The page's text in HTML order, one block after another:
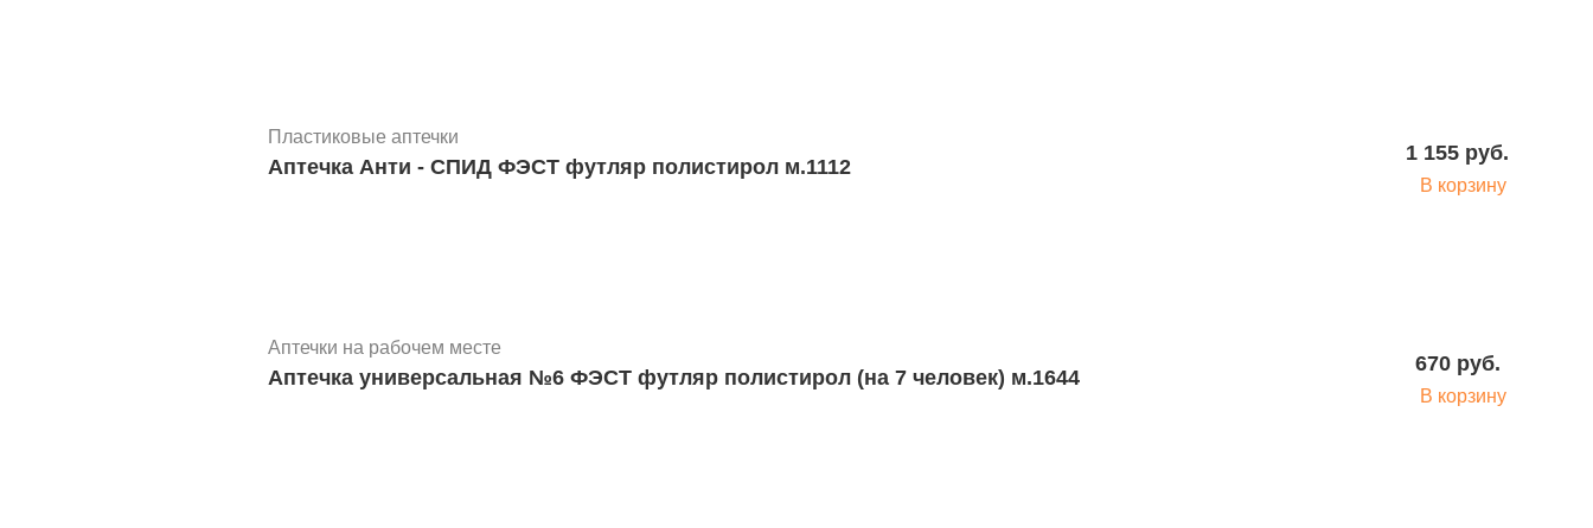
Пластиковые аптечки
Аптечка Анти - СПИД ФЭСТ футляр полистирол м.1112
1 155 руб.
В корзину
Аптечки на рабочем месте
Аптечка универсальная №6 ФЭСТ футляр полистирол (на 7 человек) м.1644
670 руб.
В корзину